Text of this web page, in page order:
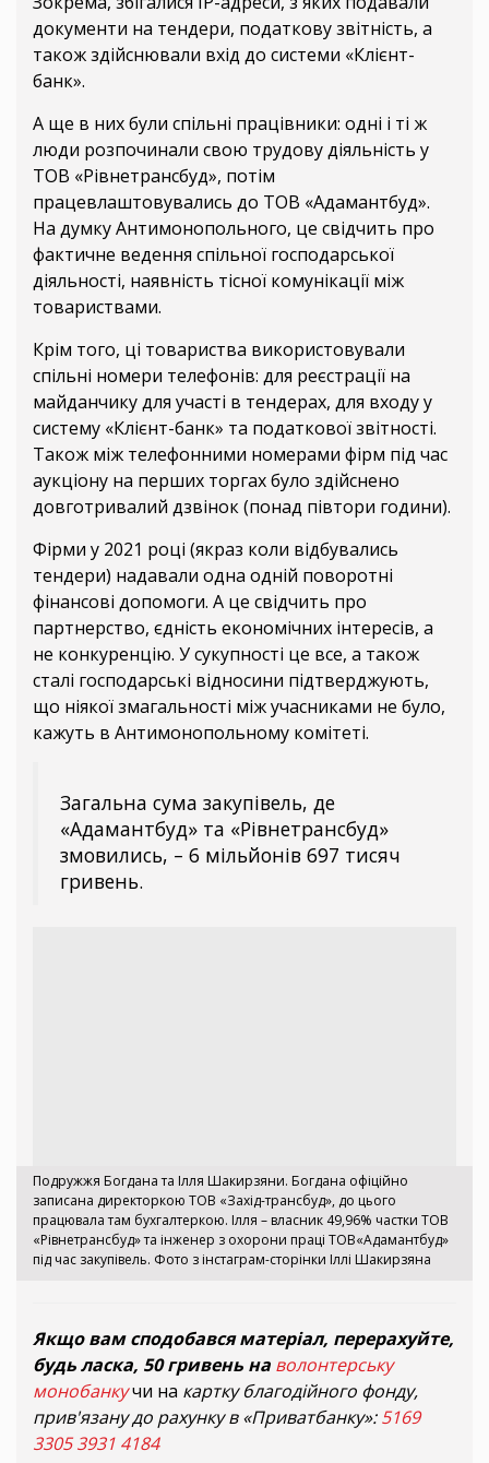
документи на тендери, податкову звітність, а
також здійснювали вхід до системи «Клієнт-
банк».
А ще в них були спільні працівники: одні і ті ж
люди розпочинали свою трудову діяльність у
ТОВ «Рівнетрансбуд», потім
працевлаштовувались до ТОВ «Адамантбуд».
На думку Антимонопольного, це свідчить про
фактичне ведення спільної господарської
діяльності, наявність тісної комунікації між
товариствами.
Крім того, ці товариства використовували
спільні номери телефонів: для реєстрації на
майданчику для участі в тендерах, для входу у
систему «Клієнт-банк» та податкової звітності.
Також між телефонними номерами фірм під час
аукціону на перших торгах було здійснено
довготривалий дзвінок (понад півтори години).
Фірми у 2021 році (якраз коли відбувались
тендери) надавали одна одній поворотні
фінансові допомоги. А це свідчить про
партнерство, єдність економічних інтересів, а
не конкуренцію. У сукупності це все, а також
сталі господарські відносини підтверджують,
що ніякої змагальності між учасниками не було,
кажуть в Антимонопольному комітеті.
Загальна сума закупівель, де
«Адамантбуд» та «Рівнетрансбуд»
змовились, – 6 мільйонів 697 тисяч
гривень.
Подружжя Богдана та Ілля Шакирзяни. Богдана офіційно
записана директоркою ТОВ «Захід-трансбуд», до цього
працювала там бухгалтеркою. Ілля – власник 49,96% частки ТОВ
«Рівнетрансбуд» та інженер з охорони праці ТОВ«Адамантбуд»
під час закупівель. Фото з інстаграм-сторінки Іллі Шакирзяна
Якщо вам сподобався матеріал, перерахуйте,
будь ласка, 50 гривень на волонтерську
монобанкучи на картку благодійного фонду,
прив'язану до рахунку в «Приватбанку»:5169
3305 3931 4184